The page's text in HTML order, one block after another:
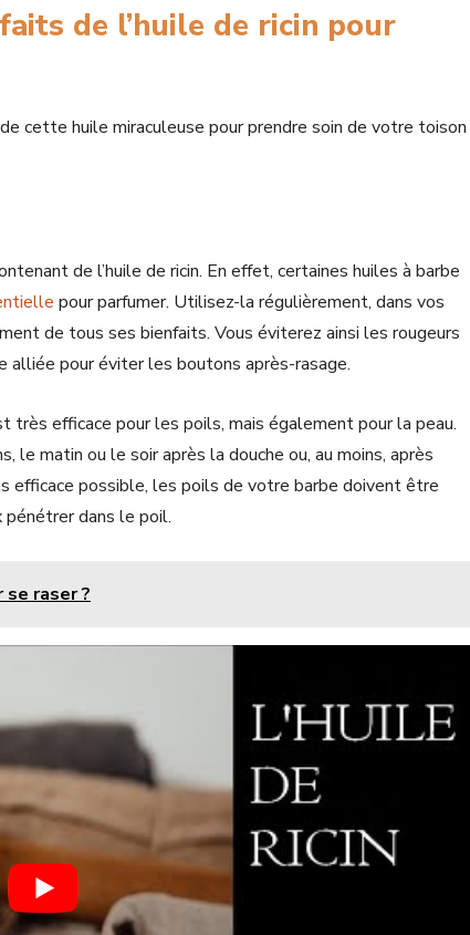
de l’huile de ricin pour
cette huile miraculeuse pour prendre soin de votre toison
de l’huile de ricin. En effet, certaines huiles à barbe
pour parfumer. Utilisez-la régulièrement, dans vos
de tous ses bienfaits. Vous éviterez ainsi les rougeurs
alliée pour éviter les boutons après-rasage.
très efficace pour les poils, mais également pour la peau.
le matin ou le soir après la douche ou, au moins, après
efficace possible, les poils de votre barbe doivent être
pénétrer dans le poil.
raser ?